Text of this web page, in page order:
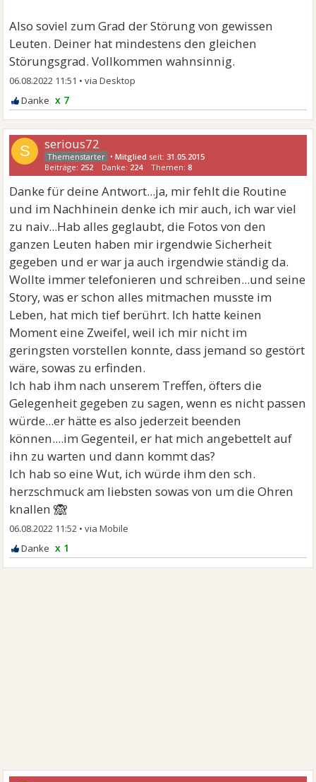
Also soviel zum Grad der Störung von gewissen
Leuten. Deiner hat mindestens den gleichen
Störungsgrad. Vollkommen wahnsinnig.
06.08.2022 11:51 •
x 7
S serious72
•Mitglied seit:31.05.2015
Beiträge: 252 Danke: 224 Themen:8
Danke für deine Antwort...ja, mir fehlt die Routine
und im Nachhinein denke ich mir auch, ich war viel
zu naiv...Hab alles geglaubt, die Fotos von den
ganzen Leuten haben mir irgendwie Sicherheit
gegeben und er war ja auch irgendwie ständig da.
Wollte immer telefonieren und schreiben...und seine
Story, was er schon alles mitmachen musste im
Leben, hat mich tief berührt. Ich hatte keinen
Moment eine Zweifel, weil ich mir nicht im
geringsten vorstellen konnte, dass jemand so gestört
wäre, sowas zu erfinden.
Ich hab ihm nach unserem Treffen, öfters die
Gelegenheit gegeben zu sagen, wenn es nicht passen
würde...er hätte es also jederzeit beenden
können....im Gegenteil, er hat mich angebettelt auf
ihn zu warten und dann kommt das?
Ich hab so eine Wut, ich würde ihm den sch.
herzschmuck am liebsten sowas von um die Ohren
knallen🙈
06.08.2022 11:52 •
x 1